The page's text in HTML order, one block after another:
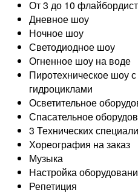
От 3 до 10
Дневное шоу
Ночное шоу
Светодиодное шоу
Огненное шоу на воде
Пиротехническое шоу
гидроциклами
Осветительное
Спасательное
3 Технических
Хореография на заказ
Музыка
Настройка
Репетиция